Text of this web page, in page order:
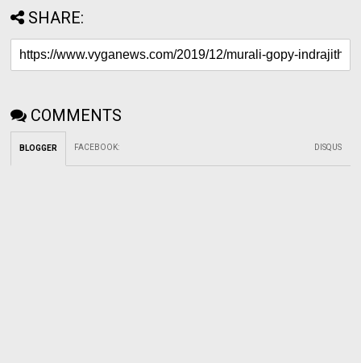
SHARE:
COMMENTS
BLOGGER FACEBOOK: DISQUS